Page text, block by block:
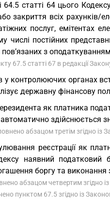
64.5 статті 64 цього
закриття всіх рахунків/
послуг, емітентах
числі постійних
пов’язаних з
67.5 статті 67 в редакції
у контролюючих органах
державну фінансову
як платника
здійснюється
абзацом третім згідно із
реєстрації як
наявний податковий
боргу та
абзацом четвертим згідно
пунктом 67.5 згідно із